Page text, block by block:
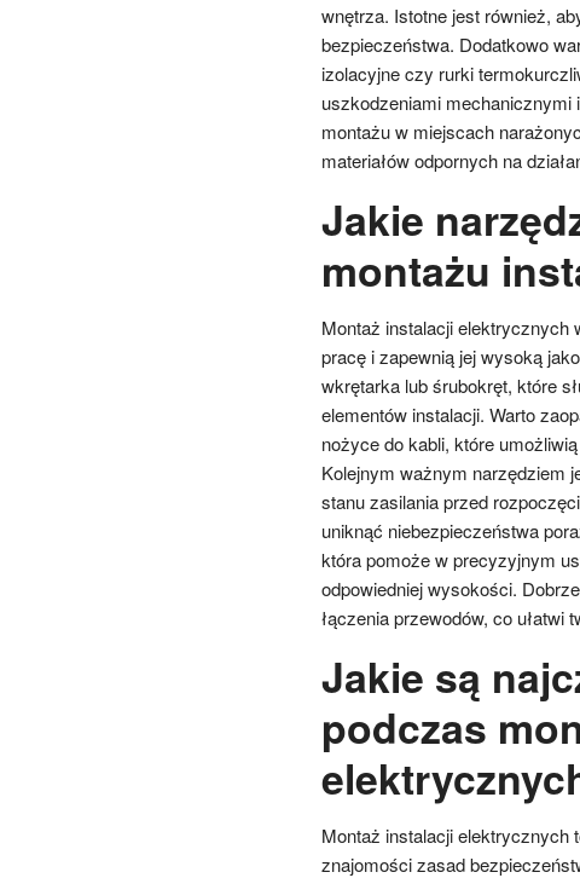
wnętrza. Istotne jest również,
bezpieczeństwa. Dodatkowo
izolacyjne czy rurki
uszkodzeniami
montażu w miejscach
materiałów odpornych na
Jakie
montażu
Montaż instalacji elektrycznych
pracę i zapewnią jej wysoką
wkrętarka lub śrubokręt, które
elementów instalacji. Warto
nożyce do kabli, które
Kolejnym ważnym narzędziem
stanu zasilania przed
uniknąć niebezpieczeństwa
która pomoże w precyzyjnym
odpowiedniej wysokości.
łączenia przewodów, co ułatwi
Jakie są
podczas
Montaż instalacji elektrycznych
znajomości zasad